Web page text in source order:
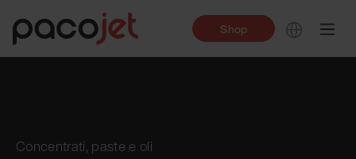
Shop
Concentrati, paste e oli